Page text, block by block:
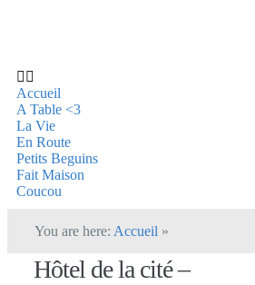
Accueil
A Table <3
La Vie
En Route
Petits Beguins
Fait Maison
Coucou
You are here: Accueil »
Hôtel de la cité –